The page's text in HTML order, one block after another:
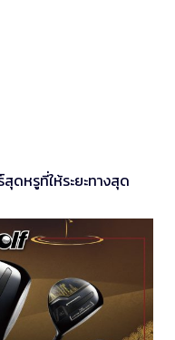
ดหรูที่ให้ระยะทางสุด